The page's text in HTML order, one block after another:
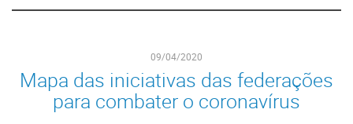
09/04/2020
Mapa das iniciativas das federações
para combater o coronavírus